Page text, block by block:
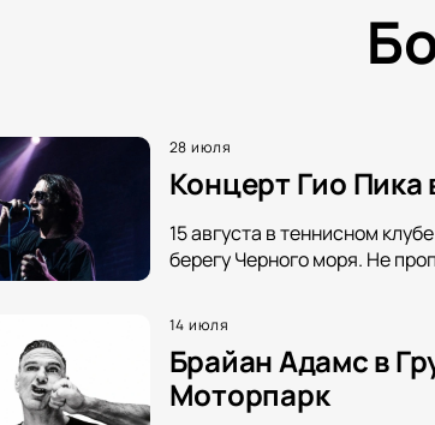
28 июля
Концерт Гио
15 августа в теннисном
берегу Черного моря. Не
14 июля
Брайан Адамс в
Моторпарк